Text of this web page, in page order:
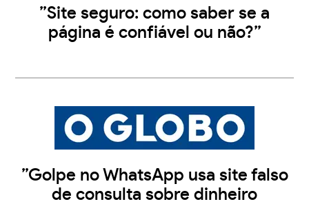
”Site seguro: como saber se a
página é confiável ou não?”
”Golpe no WhatsApp usa site falso
de consulta sobre dinheiro